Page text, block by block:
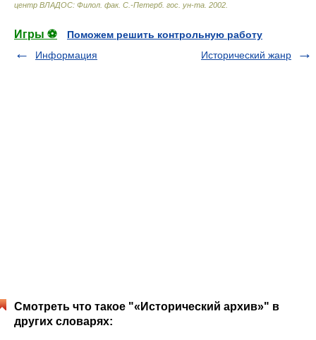
центр ВЛАДОС: Филол. фак. С.-Петерб. гос. ун-та. 2002.
Игры ⚽
Поможем решить контрольную работу
Информация
Исторический жанр
Смотреть что такое "«Исторический архив»" в
других словарях: